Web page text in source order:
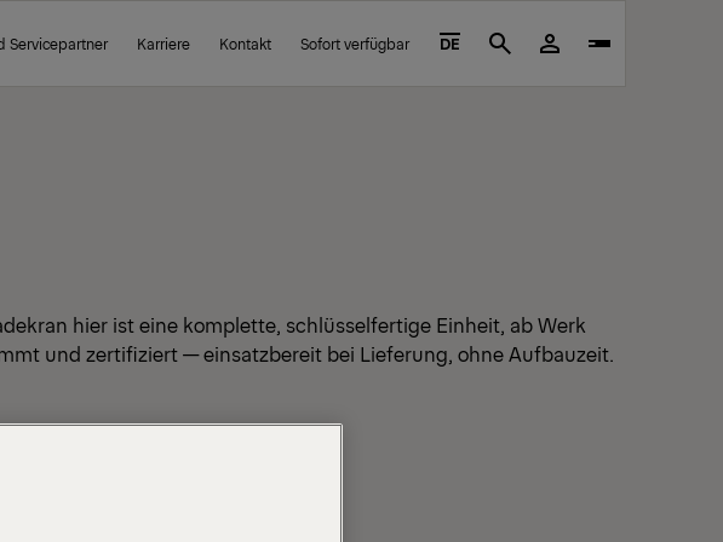
Servicepartner Karriere Kontakt Sofort verfügbar DE Search
hier ist eine komplette, schlüsselfertige Einheit, ab Werk
und zertifiziert — einsatzbereit bei Lieferung, ohne Aufbauzeit.